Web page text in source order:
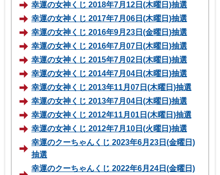
幸運の女神くじ 2018年7月12日(木曜日)抽選
幸運の女神くじ 2017年7月06日(木曜日)抽選
幸運の女神くじ 2016年9月23日(金曜日)抽選
幸運の女神くじ 2016年7月07日(木曜日)抽選
幸運の女神くじ 2015年7月02日(木曜日)抽選
幸運の女神くじ 2014年7月04日(木曜日)抽選
幸運の女神くじ 2013年11月07日(木曜日)抽選
幸運の女神くじ 2013年7月04日(木曜日)抽選
幸運の女神くじ 2012年11月01日(木曜日)抽選
幸運の女神くじ 2012年7月10日(火曜日)抽選
幸運のクーちゃんくじ 2023年6月23日(金曜日)
抽選
幸運のクーちゃんくじ 2022年6月24日(金曜日)